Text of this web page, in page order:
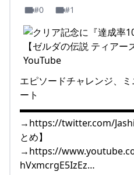
#0 #1
エピソードチャレンジ、
ート
→https://twitter.com/
とめ】
→https://
hVxmcrgE5IzEz…